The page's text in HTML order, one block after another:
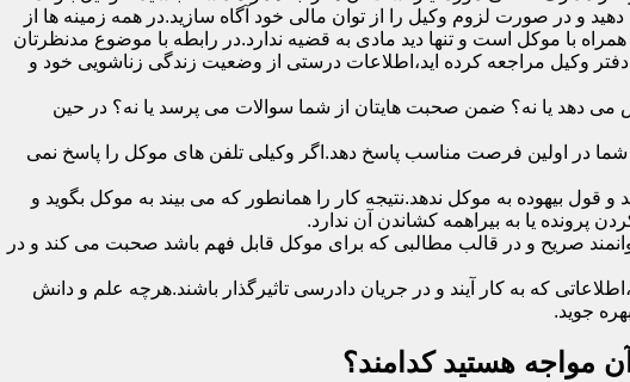
و در صورت لزوم وکیل را از توان مالی خود آگاه سازید.در همه زمینه ها از
با موکل است و تنها دید مادی به قضیه ندارد.در رابطه با موضوع مدنظرتان
وکیل مراجعه کرده اید،اطلاعات درستی از وضعیت زندگی زناشویی خود و
می دهد یا نه؟ ضمن صحبت هایتان از شما سوالات می پرسد یا نه؟ در حین
به تلفن شما در اولین فرصت مناسب پاسخ دهد.اگر وکیلی تلفن های موکل را پاسخ نمی
بیهوده به موکل ندهد.نتیجه کار را همانطور که می بیند به موکل بگوید و
یا به بیراهمه کشاندن آن ندارد.
صریح و در قالب مطالبی که برای موکل قابل فهم باشد صحبت می کند و در
که به کار آیند و در جریان دادرسی تاثیرگذار باشند.هرچه علم و دانش
جوید.
مواجه هستید کدامند؟